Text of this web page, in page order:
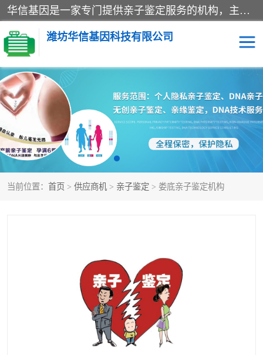
华信基因是一家专门提供亲子鉴定服务的机构，主要业务：济南亲子鉴定、临沂亲子鉴定、菏泽亲子鉴定、淄博亲子鉴定、青岛亲子鉴定、日照亲子鉴定、临朐亲子鉴定、寿光亲子鉴定等，联合广州、上海、北京、深圳、杭州、武汉、成都、合肥、贵阳、沈阳等地区有法医物证鉴定机构及基因检测公司，为国内外客户提供便捷的DNA鉴定服务。
潍坊华信基因科技有限公司
当前位置： 首页 > 供应商机 > 亲子鉴定 > 娄底亲子鉴定机构
亲子鉴定 DNA亲子鉴定
隐私亲子鉴定 无创亲子鉴定
孕期亲子鉴定